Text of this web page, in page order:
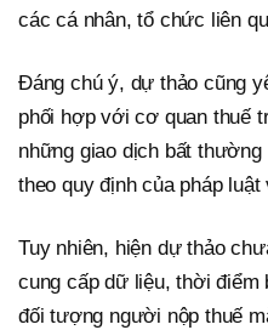
các cá nhân, tổ chức liên
Đáng chú ý, dự thảo cũng
phối hợp với cơ quan thuế
những giao dịch bất
theo quy định của pháp
Tuy nhiên, hiện dự thảo
cung cấp dữ liệu, thời điểm
đối tượng người nộp thuế